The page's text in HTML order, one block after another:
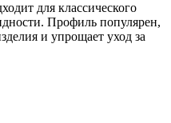
для классического
Профиль популярен,
и упрощает уход за